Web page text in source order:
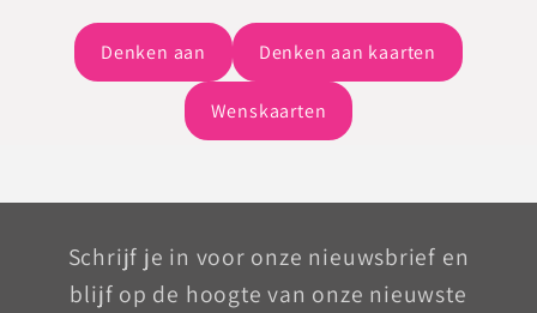
Denken aan Denken aan kaarten
Wenskaarten
Schrijf je in voor onze nieuwsbrief en
blijf op de hoogte van onze nieuwste